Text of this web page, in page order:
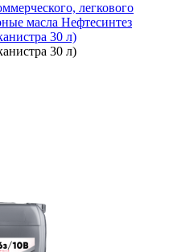
легкового
масла Нефтесинтез
30 л)
30 л)